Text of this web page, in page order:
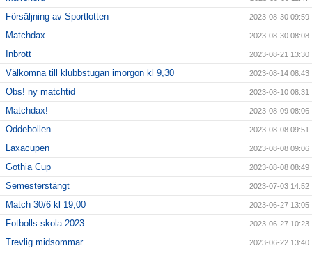
Försäljning av Sportlotten 2023-08-30 09:59
Matchdax 2023-08-30 08:08
Inbrott 2023-08-21 13:30
Välkomna till klubbstugan imorgon kl 9,30 2023-08-14 08:43
Obs! ny matchtid 2023-08-10 08:31
Matchdax! 2023-08-09 08:06
Oddebollen 2023-08-08 09:51
Laxacupen 2023-08-08 09:06
Gothia Cup 2023-08-08 08:49
Semesterstängt 2023-07-03 14:52
Match 30/6 kl 19,00 2023-06-27 13:05
Fotbolls-skola 2023 2023-06-27 10:23
Trevlig midsommar 2023-06-22 13:40